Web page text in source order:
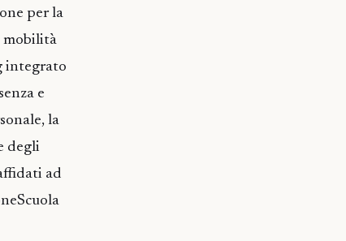
per la
mobilità
integrato
e
la
degli
ad